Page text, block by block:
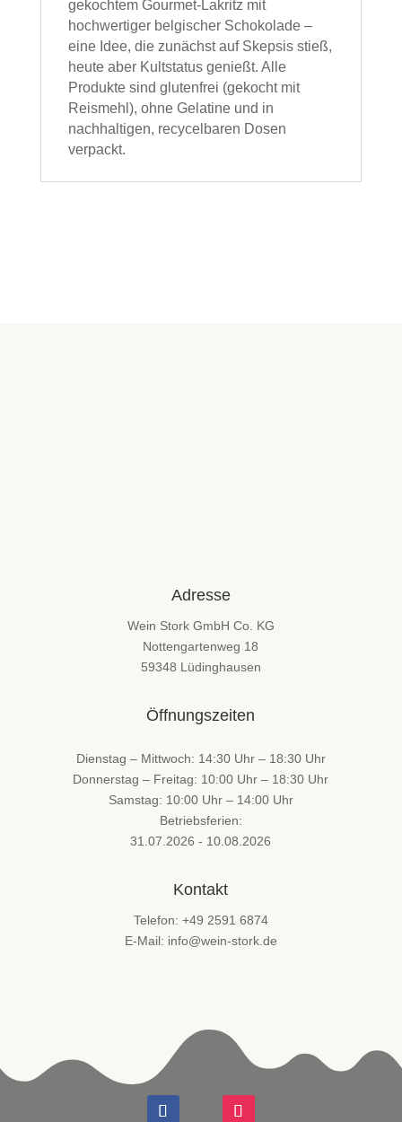
gekochtem Gourmet-Lakritz mit
hochwertiger belgischer Schokolade –
eine Idee, die zunächst auf Skepsis stieß,
heute aber Kultstatus genießt. Alle
Produkte sind glutenfrei (gekocht mit
Reismehl), ohne Gelatine und in
nachhaltigen, recycelbaren Dosen
verpackt.
Adresse
Wein Stork GmbH Co. KG
Nottengartenweg 18
59348 Lüdinghausen
Öffnungszeiten
Dienstag – Mittwoch: 14:30 Uhr – 18:30 Uhr
Donnerstag – Freitag: 10:00 Uhr – 18:30 Uhr
Samstag: 10:00 Uhr – 14:00 Uhr
Betriebsferien:
31.07.2026 - 10.08.2026
Kontakt
Telefon: +49 2591 6874
E-Mail: info@wein-stork.de